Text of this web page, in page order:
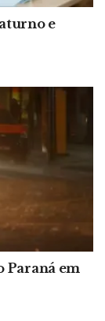
e
Paraná em